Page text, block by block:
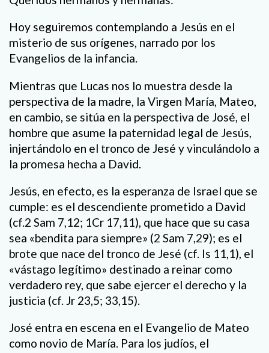
Hoy seguiremos contemplando a Jesús en el
misterio de sus orígenes, narrado por los
Evangelios de la infancia.
Mientras que Lucas nos lo muestra desde la
perspectiva de la madre, la Virgen María, Mateo,
en cambio, se sitúa en la perspectiva de José, el
hombre que asume la paternidad legal de Jesús,
injertándolo en el tronco de Jesé y vinculándolo a
la promesa hecha a David.
Jesús, en efecto, es la esperanza de Israel que se
cumple: es el descendiente prometido a David
(cf.2 Sam 7,12; 1Cr 17,11), que hace que su casa
sea «bendita para siempre» (2 Sam 7,29); es el
brote que nace del tronco de Jesé (cf. Is 11,1), el
«vástago legítimo» destinado a reinar como
verdadero rey, que sabe ejercer el derecho y la
justicia (cf. Jr 23,5; 33,15).
José entra en escena en el Evangelio de Mateo
como novio de María. Para los judíos, el